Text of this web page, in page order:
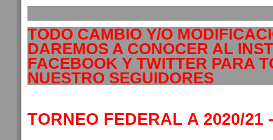
TODO CAMBIO Y/O
DAREMOS A CONOCER AL
FACEBOOK Y TWITTER PARA
NUESTRO SEGUIDORES
TORNEO FEDERAL A 2020/21